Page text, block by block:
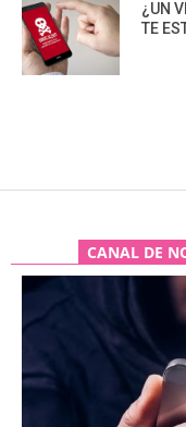
¿UN
TE
CANAL DE